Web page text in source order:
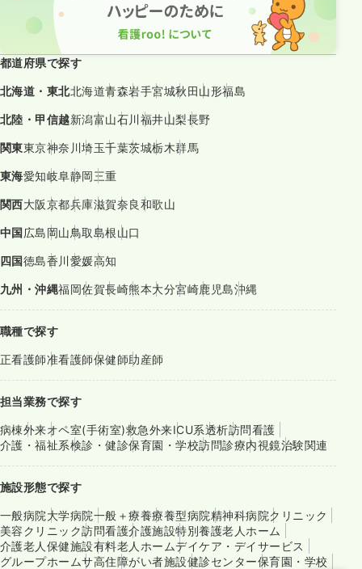
都道府県で探す
北海道・東北北海道青森岩手宮城秋田山形福島
北陸・甲信越新潟富山石川福井山梨長野
関東東京神奈川埼玉千葉茨城栃木群馬
東海愛知岐阜静岡三重
関西大阪京都兵庫滋賀奈良和歌山
中国広島岡山鳥取島根山口
四国徳島香川愛媛高知
九州・沖縄福岡佐賀長崎熊本大分宮崎鹿児島沖縄
職種で探す
正看護師准看護師保健師助産師
担当業務で探す
病棟外来オペ室(手術室)救急外来ICU系透析訪問看護
介護・福祉系検診・健診保育園・学校訪問診療内視鏡治験関連
施設形態で探す
一般病院大学病院一般＋療養療養型病院精神科病院クリニック
美容クリニック訪問看護介護施設特別養護老人ホーム
介護老人保健施設有料老人ホームデイケア・デイサービス
グループホームサ高住障がい者施設健診センター保育園・学校